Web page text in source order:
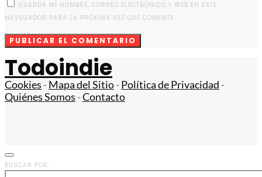
GUARDA MI NOMBRE, CORREO ELECTRÓNICO Y WEB EN ESTE
NAVEGADOR PARA LA PRÓXIMA VEZ QUE COMENTE.
Todoindie
Cookies -Mapa del Sitio-Política de Privacidad -
Quiénes Somos -Contacto
BUSCAR POR: